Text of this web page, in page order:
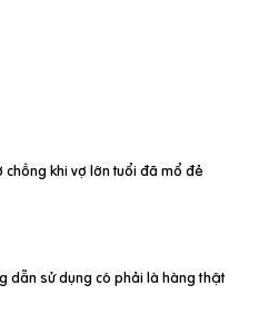
khi vợ lớn tuổi đã mổ đẻ
dẫn sử dụng có phải là hàng thật